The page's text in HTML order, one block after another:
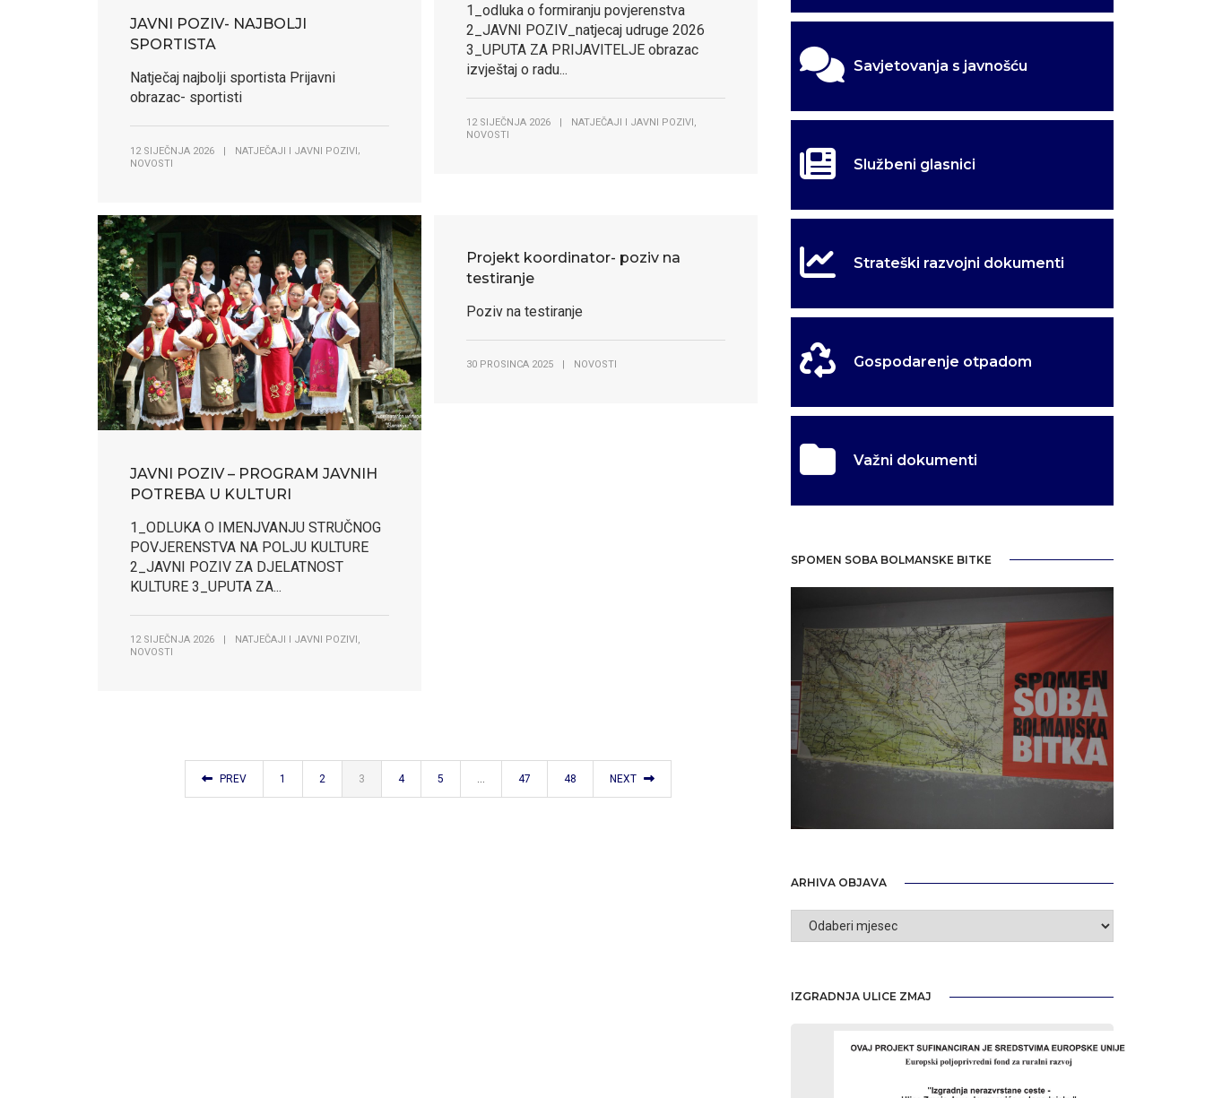
JAVNI POZIV- NAJBOLJI
SPORTISTA
Natječaj najbolji sportista Prijavni
obrazac- sportisti
12 SIJEČNJA 2026 | NATJEČAJI I JAVNI POZIVI,
NOVOSTI
1_odluka o formiranju povjerenstva
2_JAVNI POZIV_natjecaj udruge 2026
3_UPUTA ZA PRIJAVITELJE obrazac
izvještaj o radu...
12 SIJEČNJA 2026 | NATJEČAJI I JAVNI POZIVI
NOVOSTI
JAVNI POZIV – PROGRAM JAVNIH
POTREBA U KULTURI
1_ODLUKA O IMENJVANJU STRUČNOG
POVJERENSTVA NA POLJU KULTURE
2_JAVNI POZIV ZA DJELATNOST
KULTURE 3_UPUTA ZA...
12 SIJEČNJA 2026 | NATJEČAJI I JAVNI POZIVI
NOVOSTI
Projekt koordinator- poziv na
testiranje
Poziv na testiranje
30 PROSINCA 2025 | NOVOSTI
PREV 1 2 3 4 5 … 47 48 NEXT
Savjetovanja s javnošću
Službeni glasnici
Strateški razvojni dokumenti
Gospodarenje otpadom
Važni dokumenti
SPOMEN SOBA BOLMANSKE BITKE
ARHIVA OBJAVA
Arhiva
objava
IZGRADNJA ULICE ZMAJ